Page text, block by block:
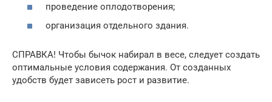
проведение оплодотворения;
организация отдельного здания.
СПРАВКА! Чтобы бычок набирал в весе, следует создать
оптимальные условия содержания. От созданных
удобств будет зависеть рост и развитие.